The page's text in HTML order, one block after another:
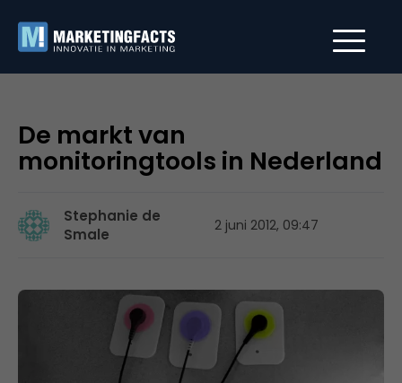
De markt van
monitoringtools in Nederland
Stephanie de
Smale
2 juni 2012, 09:47